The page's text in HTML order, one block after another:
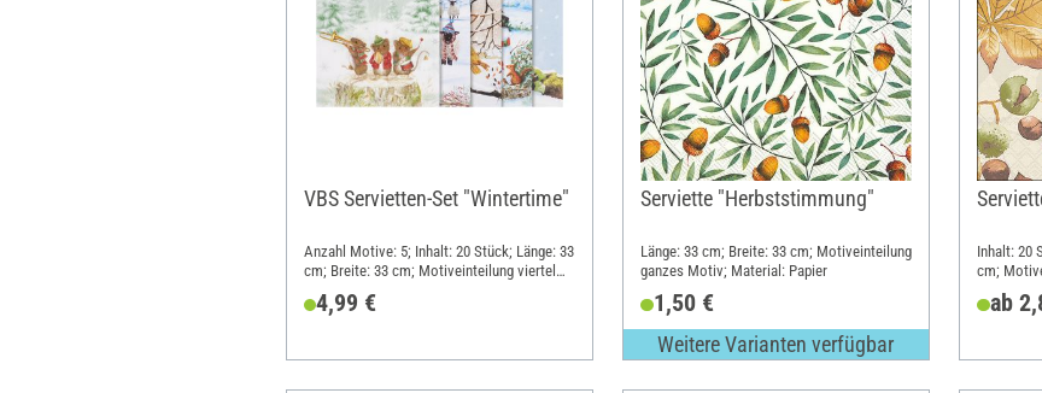
VBS Servietten-Set "Wintertime"
Anzahl Motive: 5; Inhalt: 20 Stück; Länge: 33
cm; Breite: 33 cm; Motiveinteilung viertel
Motiv; Material: Papier
4,99 €
Serviette "Herbststimmung"
Länge: 33 cm; Breite: 33 cm; Motiveinteilung
ganzes Motiv; Material: Papier
1,50 €
Weitere Varianten verfügbar
Inhalt: 20
cm;
Papier
ab